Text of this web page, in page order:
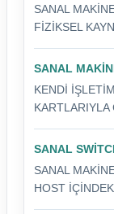
SANAL
FIZIKSEL
SANAL
KENDI
KARTLARIYLA
SANAL
SANAL
HOST